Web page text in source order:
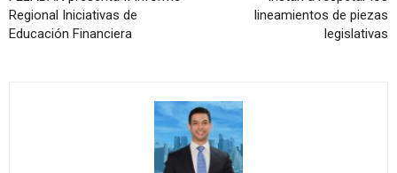
Regional Iniciativas de
Educación Financiera
lineamientos de piezas
legislativas